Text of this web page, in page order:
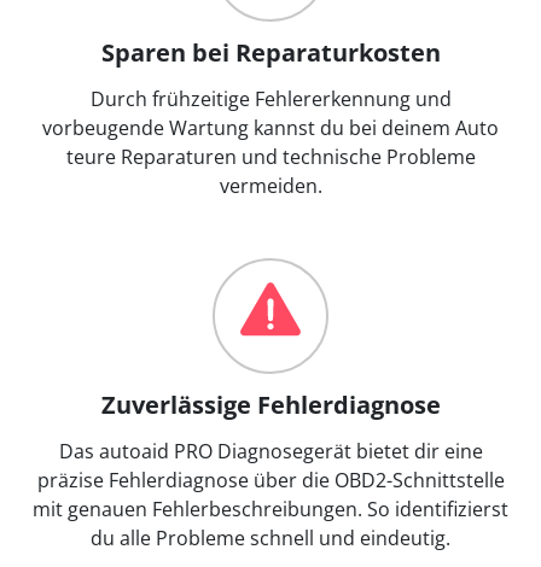
Sparen bei Reparaturkosten
Durch frühzeitige Fehlererkennung und
vorbeugende Wartung kannst du bei deinem Auto
teure Reparaturen und technische Probleme
vermeiden.
Zuverlässige Fehlerdiagnose
Das autoaid PRO Diagnosegerät bietet dir eine
präzise Fehlerdiagnose über die OBD2-Schnittstelle
mit genauen Fehlerbeschreibungen. So identifizierst
du alle Probleme schnell und eindeutig.